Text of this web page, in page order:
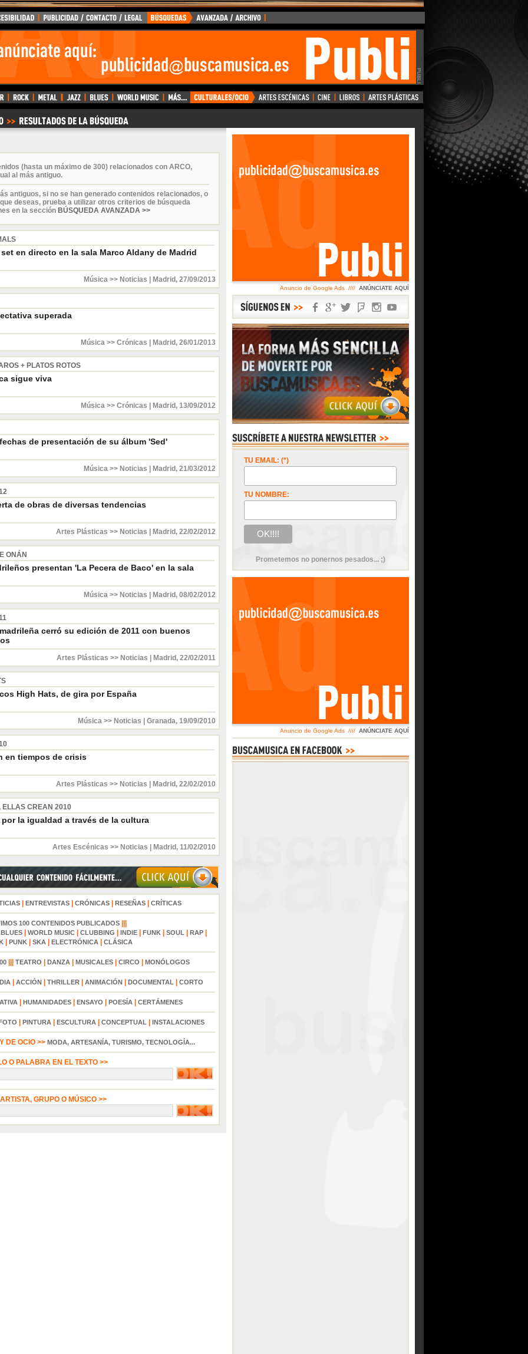
(hasta un máximo de 300) relacionados con ARCO,
al más antiguo.
antiguos, si no se han generado contenidos relacionados, o
deseas, prueba a utilizar otros criterios de búsqueda
en la sección BÚSQUEDA AVANZADA >>
set en directo en la sala Marco Aldany de Madrid
Música >> Noticias Madrid , 27/09/2013
superada
Música >> Crónicas Madrid , 26/01/2013
+ PLATOS ROTOS
sigue viva
Música >> Crónicas Madrid , 13/09/2012
de presentación de su álbum 'Sed'
Música >> Noticias Madrid , 21/03/2012
de obras de diversas tendencias
Artes Plásticas >> Noticias Madrid , 22/02/2012
ONÁN
presentan 'La Pecera de Baco' en la sala
Música >> Noticias Madrid , 08/02/2012
cerró su edición de 2011 con buenos
Artes Plásticas >> Noticias Madrid , 22/02/2011
High Hats, de gira por España
Música >> Noticias Granada, 19/09/2010
en tiempos de crisis
Artes Plásticas >> Noticias Madrid , 22/02/2010
ELLAS CREAN 2010
por la igualdad a través de la cultura
Artes Escénicas >> Noticias Madrid , 11/02/2010
| ENTREVISTAS| CRÓNICAS| RESEÑAS| CRÍTICAS
100 CONTENIDOS PUBLICADOS
BLUES| WORLD MUSIC| CLUBBING INDIE| FUNK| SOUL| RAP|
| PUNK| SKA| ELECTRÓNICA| CLÁSICA
||| TEATRO DANZA| MUSICALES| CIRCO MONÓLOGOS
ACCIÓN THRILLER ANIMACIÓN DOCUMENTAL CORTO
HUMANIDADES ENSAYO POESÍA CERTÁMENES
PINTURA ESCULTURA CONCEPTUAL INSTALACIONES
DE OCIO >> MODA, ARTESANÍA, TURISMO, TECNOLOGÍA...
O PALABRA EN EL TEXTO >>
GRUPO O MÚSICO >>
Anuncio de Google Ads //// ANÚNCIATE AQUÍ
TU EMAIL: (*)
TU NOMBRE:
Prometemos no ponernos pesados... ;)
Anuncio de Google Ads //// ANÚNCIATE AQUÍ